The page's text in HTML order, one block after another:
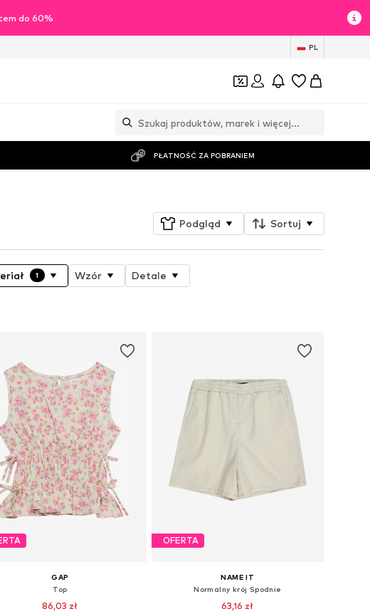
do 60%
PL
PŁATNOŚĆ ZA POBRANIEM
Podgląd Sortuj
1 Wzór
Detale
GAP
Top
86,03 zł
OFERTA
NAME IT
Normalny krój Spodnie
63,16 zł